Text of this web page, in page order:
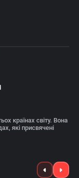
країнах світу. Вона
які присвячені